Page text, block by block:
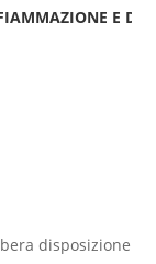
E
disposizione